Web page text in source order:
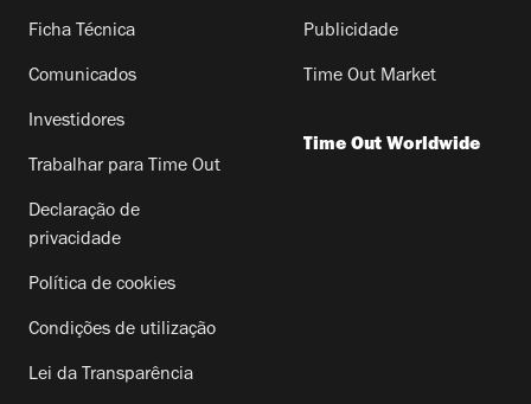
Ficha Técnica
Comunicados
Investidores
Trabalhar para Time Out
Declaração de
privacidade
Política de cookies
Condições de utilização
Lei da Transparência
Publicidade
Time Out Market
Time Out Worldwide